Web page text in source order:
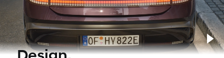
Stawowy Group
Częstochowa-Poczesna, ul. Krakowska 8